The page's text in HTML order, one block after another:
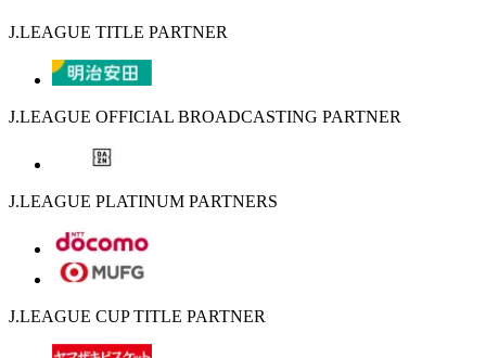
J.LEAGUE TITLE PARTNER
J.LEAGUE OFFICIAL BROADCASTING PARTNER
J.LEAGUE PLATINUM PARTNERS
J.LEAGUE CUP TITLE PARTNER